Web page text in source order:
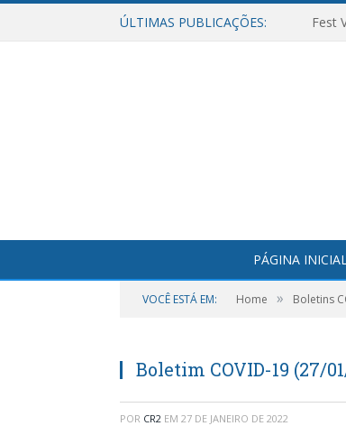
ÚLTIMAS PUBLICAÇÕES: Fest
PÁGINA
VOCÊ ESTÁ EM: Home » Boletins
Boletim COVID-19 (27/
POR CR2 EM 27 DE JANEIRO DE 2022